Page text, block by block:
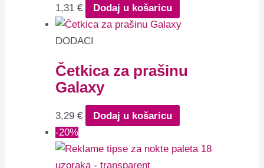
1,31€ Dodaj u košaricu
DODACI
Četkica za prašinu
Galaxy
3,29€
Dodaj u košaricu
-20%